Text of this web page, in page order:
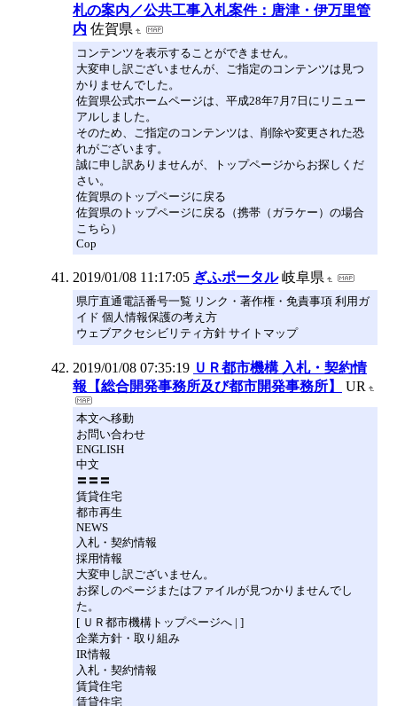
札の案内／公共工事入札案件：唐津・伊万里管
内 佐賀県
コンテンツを表示することができません。
大変申し訳ございませんが、ご指定のコンテンツは見つ
かりませんでした。
佐賀県公式ホームページは、平成28年7月7日にリニュー
アルしました。
そのため、ご指定のコンテンツは、削除や変更された恐
れがございます。
誠に申し訳ありませんが、トップページからお探しくだ
さい。
佐賀県のトップページに戻る
佐賀県のトップページに戻る（携帯（ガラケー）の場合
こちら）
Cop
2019/01/08 11:17:05 ぎふポータル 岐阜県
県庁直通電話番号一覧 リンク・著作権・免責事項 利用ガ
イド 個人情報保護の考え方
ウェブアクセシビリティ方針 サイトマップ
2019/01/08 07:35:19 ＵＲ都市機構 入札・契約情
報【総合開発事務所及び都市開発事務所】
UR
本文へ移動
お問い合わせ
ENGLISH
中文
〓〓〓
賃貸住宅
都市再生
NEWS
入札・契約情報
採用情報
大変申し訳ございません。
お探しのページまたはファイルが見つかりませんでし
た。
[ ＵＲ都市機構トップページへ | ]
企業方針・取り組み
IR情報
入札・契約情報
賃貸住宅
賃貸住宅